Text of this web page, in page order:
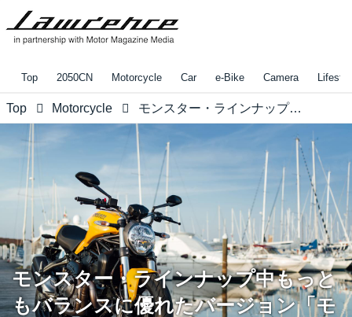
Top 2050CN Motorcycle Car e-Bike Camera
Top Motorcycle モンスター・ラインナップ中もっともバランスに優れたバージョン「モンスター821」を発表！【ロレンス的ニュース！】
モンスター・ラインナップ中もっと
もバランスに優れたバージョン「モ